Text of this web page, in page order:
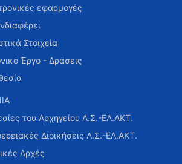
εφαρμογές
Στοιχεία
Έργο - Δράσεις
του Αρχηγείου Λ.Σ.-ΕΛ.ΑΚΤ.
Διοικήσεις Λ.Σ.-ΕΛ.ΑΚΤ.
Αρχές